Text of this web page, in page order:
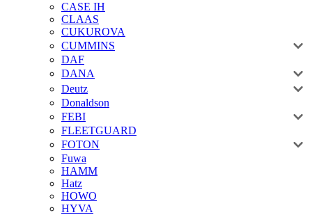
CASE IH
CLAAS
CUKUROVA
CUMMINS
DAF
DANA
Deutz
Donaldson
FEBI
FLEETGUARD
FOTON
Fuwa
HAMM
Hatz
HOWO
HYVA